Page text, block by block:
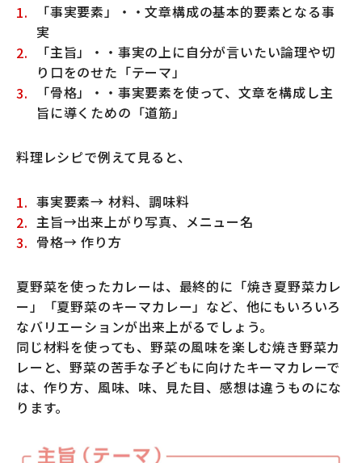
「事実要素」・・文章構成の基本的要素となる事
実
「主旨」・・事実の上に自分が言いたい論理や切
り口をのせた「テーマ」
「骨格」・・事実要素を使って、文章を構成し主
旨に導くための「道筋」
料理レシピで例えて見ると、
事実要素→ 材料、調味料
主旨→出来上がり写真、メニュー名
骨格→ 作り方
夏野菜を使ったカレーは、最終的に「焼き夏野菜カレ
ー」「夏野菜のキーマカレー」など、他にもいろいろ
なバリエーションが出来上がるでしょう。
同じ材料を使っても、野菜の風味を楽しむ焼き野菜カ
レーと、野菜の苦手な子どもに向けたキーマカレーで
は、作り方、風味、味、見た目、感想は違うものにな
ります。